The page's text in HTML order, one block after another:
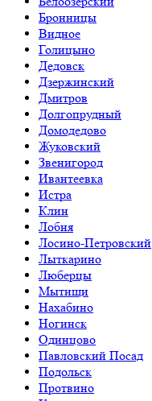
Бронницы
Видное
Голицыно
Дедовск
Дзержинский
Дмитров
Долгопрудный
Домодедово
Жуковский
Звенигород
Ивантеевка
Истра
Клин
Лобня
Лосино-Петровский
Лыткарино
Люберцы
Мытищи
Нахабино
Ногинск
Одинцово
Павловский Посад
Подольск
Протвино